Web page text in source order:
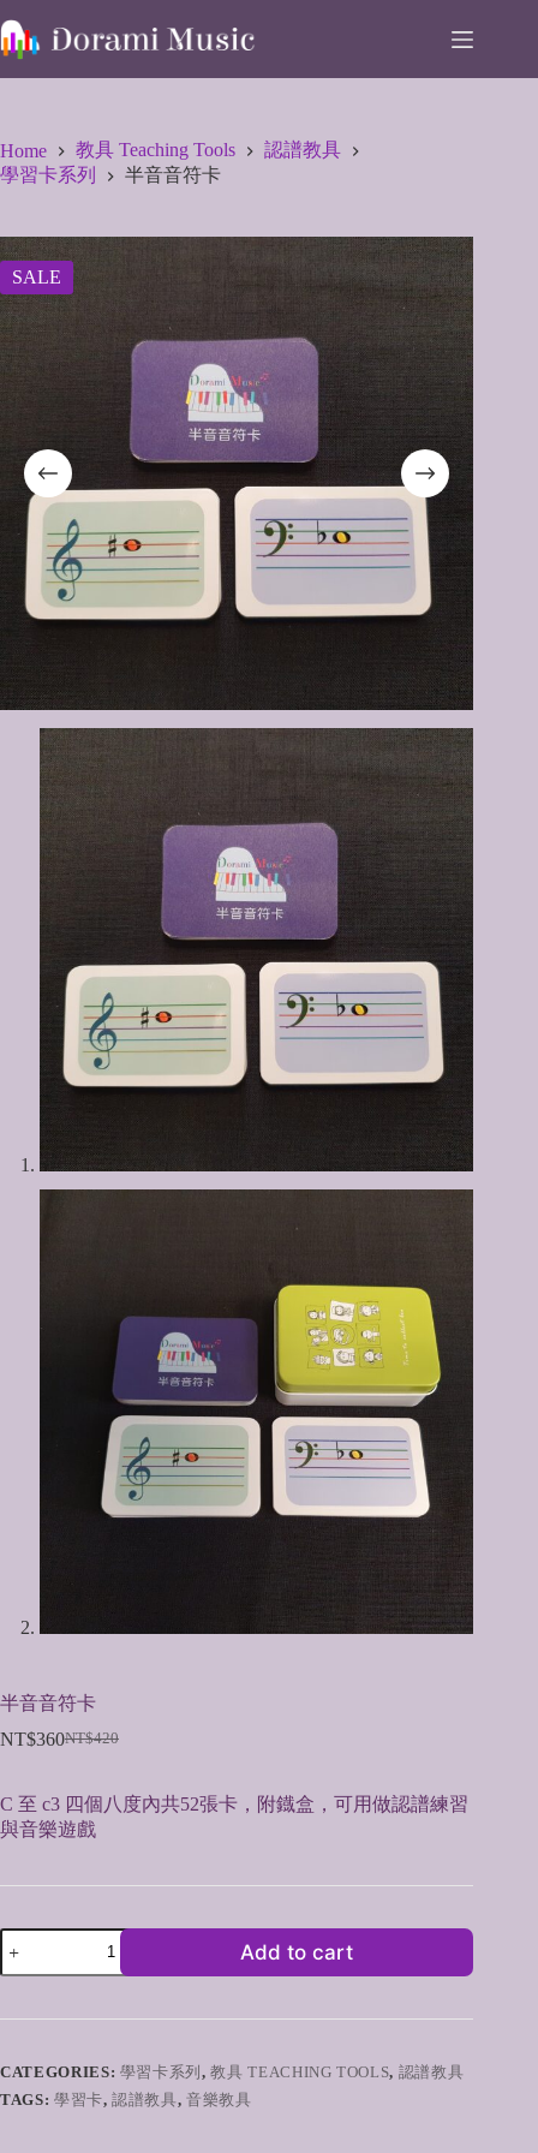
to
content
Home 教具 Teaching Tools
認譜教具
學習卡系列
半音音符卡
SALE
半音音符卡
NT$420
Original
was:
NT$420.
NT$360Current
NT$360.
C 至 c3 四個八度內共52張卡，附鐡盒，可用做認譜練習
與音樂遊戲
半
音
Add to cart
CATEGORIES: 學習卡系列,教具 TEACHING TOOLS, 認譜教具
TAGS: 學習卡,認譜教具,音樂教具